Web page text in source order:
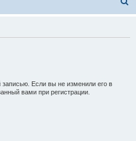
Если вы не изменили его в
вами при регистрации.